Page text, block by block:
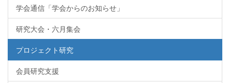
学会通信「学会からのお知らせ」
研究大会・六月集会
プロジェクト研究
会員研究支援